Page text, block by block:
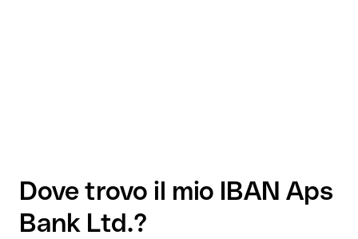
Dove trovo il mio IBAN Aps
Bank Ltd.?